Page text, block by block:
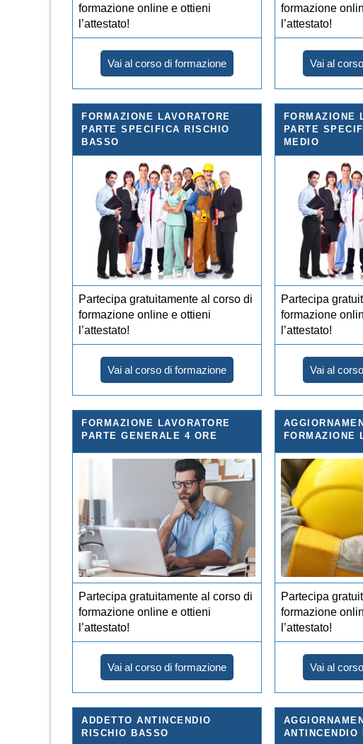
formazione online e ottieni
l’attestato!
Vai al corso di formazione
formazione
l’attestato!
Vai al
FORMAZIONE LAVORATORE
PARTE SPECIFICA RISCHIO
BASSO
Partecipa gratuitamente al corso di
formazione online e ottieni
l’attestato!
Vai al corso di formazione
FORMAZIONE
PARTE
MEDIO
Partecipa
formazione
l’attestato!
Vai al
FORMAZIONE LAVORATORE
PARTE GENERALE 4 ORE
Partecipa gratuitamente al corso di
formazione online e ottieni
l’attestato!
Vai al corso di formazione
FORMAZIONE
Partecipa
formazione
l’attestato!
Vai al
ADDETTO ANTINCENDIO
RISCHIO BASSO
ANTINCENDIO